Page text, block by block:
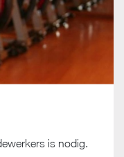
is nodig.